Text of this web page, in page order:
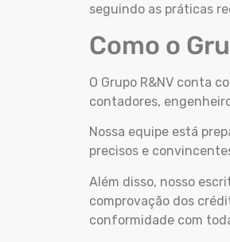
seguindo as práticas
Como o
O Grupo R&NV conta
contadores,
Nossa equipe está
precisos e
Além disso, nosso
comprovação dos
conformidade com